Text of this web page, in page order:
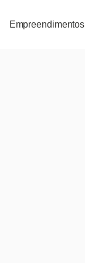
Empreendimentos